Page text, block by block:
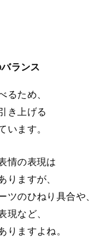
ランス
るため、
き上げる
います。
情の表現は
りますが、
ツのひねり具合や、
現など、
りますよね。